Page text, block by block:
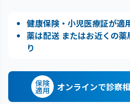
健康保険・小児医療証が適
薬は配送 またはお近くの薬
り
保険
適用 オンラインで診察